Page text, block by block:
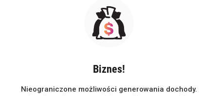
Biznes!
Nieograniczone możliwości generowania dochody.